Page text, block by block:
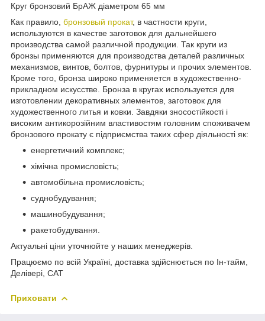
Круг бронзовий БрАЖ діаметром 65 мм
Как правило, бронзовый прокат, в частности круги,
используются в качестве заготовок для дальнейшего
производства самой различной продукции. Так круги из
бронзы применяются для производства деталей различных
механизмов, винтов, болтов, фурнитуры и прочих элементов.
Кроме того, бронза широко применяется в художественно-
прикладном искусстве. Бронза в кругах используется для
изготовлении декоративных элементов, заготовок для
художественного литья и ковки. Завдяки зносостійкості і
високим антикорозійним властивостям головним споживачем
бронзового прокату є підприємства таких сфер діяльності як:
енергетичний комплекс;
хімічна промисловість;
автомобільна промисловість;
суднобудування;
машинобудування;
ракетобудування.
Актуальні ціни уточнюйте у наших менеджерів.
Працюємо по всій Україні, доставка здійснюється по Ін-тайм,
Делівері, САТ
Приховати